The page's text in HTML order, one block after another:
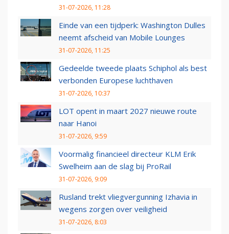
31-07-2026, 11:28
Einde van een tijdperk: Washington Dulles
neemt afscheid van Mobile Lounges
31-07-2026, 11:25
Gedeelde tweede plaats Schiphol als best
verbonden Europese luchthaven
31-07-2026, 10:37
LOT opent in maart 2027 nieuwe route
naar Hanoi
31-07-2026, 9:59
Voormalig financieel directeur KLM Erik
Swelheim aan de slag bij ProRail
31-07-2026, 9:09
Rusland trekt vliegvergunning Izhavia in
wegens zorgen over veiligheid
31-07-2026, 8:03